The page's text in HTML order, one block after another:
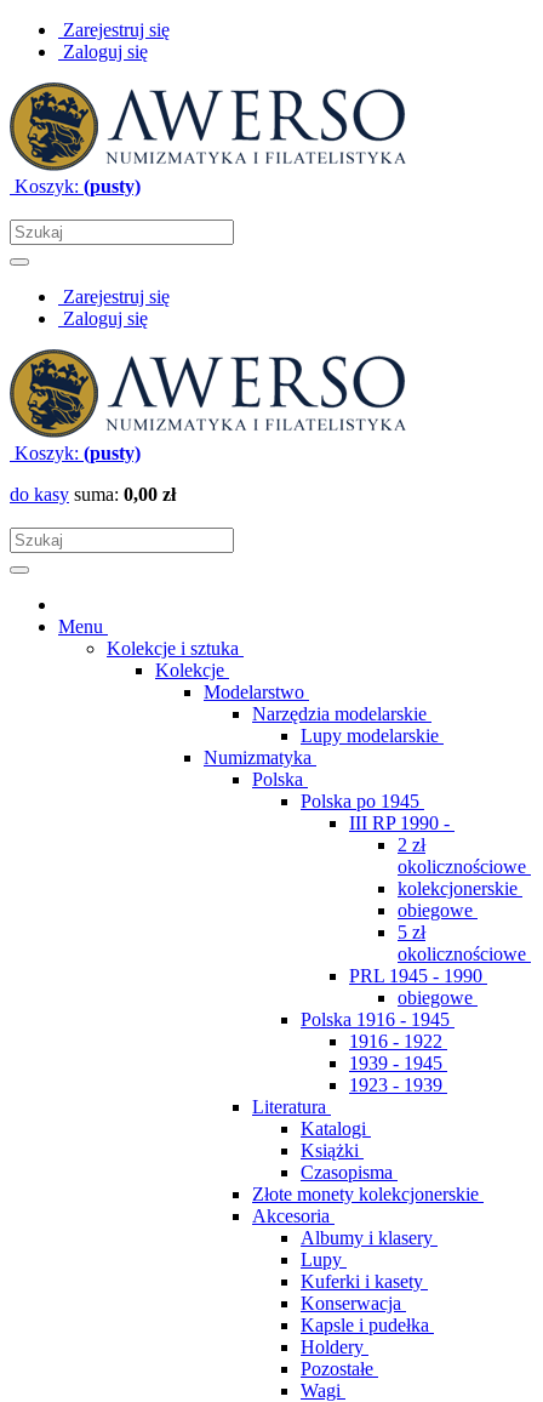
Zarejestruj się
Zaloguj się
Koszyk: (pusty)
Zarejestruj się
Zaloguj się
Koszyk: (pusty)
do kasy suma: 0,00 zł
Menu
Kolekcje i sztuka
Kolekcje
Modelarstwo
Narzędzia modelarskie
Lupy modelarskie
Numizmatyka
Polska
Polska po 1945
III RP 1990 -
2 zł
okolicznościowe
kolekcjonerskie
obiegowe
5 zł
okolicznościowe
PRL 1945 - 1990
obiegowe
Polska 1916 - 1945
1916 - 1922
1939 - 1945
1923 - 1939
Literatura
Katalogi
Książki
Czasopisma
Złote monety kolekcjonerskie
Akcesoria
Albumy i klasery
Lupy
Kuferki i kasety
Konserwacja
Kapsle i pudełka
Holdery
Pozostałe
Wagi